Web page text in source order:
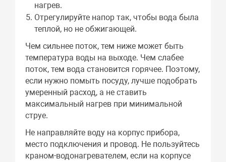
нагрев.
Отрегулируйте напор так, чтобы вода была
теплой, но не обжигающей.
Чем сильнее поток, тем ниже может быть
температура воды на выходе. Чем слабее
поток, тем вода становится горячее. Поэтому,
если нужно помыть посуду, лучше подобрать
умеренный расход, а не ставить
максимальный нагрев при минимальной
струе.
Не направляйте воду на корпус прибора,
место подключения и провод. Не пользуйтесь
краном-водонагревателем, если на корпусе